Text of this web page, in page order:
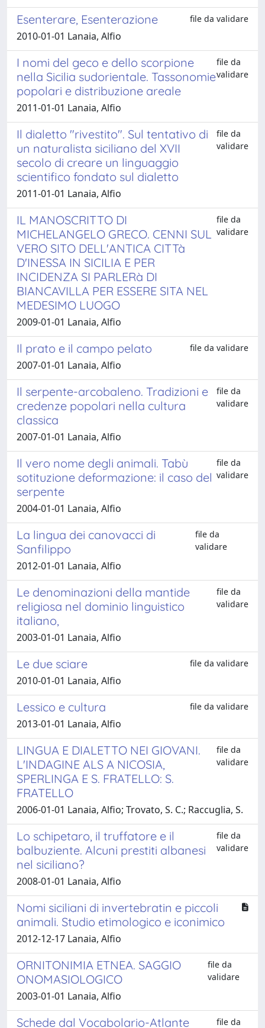
Esenterare, Esenterazione file da validare
2010-01-01 Lanaia, Alfio
I nomi del geco e dello scorpione
nella Sicilia sudorientale. Tassonomie
popolari e distribuzione areale
file da
validare
2011-01-01 Lanaia, Alfio
Il dialetto "rivestito". Sul tentativo di
un naturalista siciliano del XVII
secolo di creare un linguaggio
scientifico fondato sul dialetto
file da
validare
2011-01-01 Lanaia, Alfio
IL MANOSCRITTO DI
MICHELANGELO GRECO. CENNI SUL
VERO SITO DELL'ANTICA CITTà
D'INESSA IN SICILIA E PER
INCIDENZA SI PARLERà DI
BIANCAVILLA PER ESSERE SITA NEL
MEDESIMO LUOGO
file da
validare
2009-01-01 Lanaia, Alfio
Il prato e il campo pelato file da validare
2007-01-01 Lanaia, Alfio
Il serpente-arcobaleno. Tradizioni e
credenze popolari nella cultura
classica
file da
validare
2007-01-01 Lanaia, Alfio
Il vero nome degli animali. Tabù
sotituzione deformazione: il caso del
serpente
file da
validare
2004-01-01 Lanaia, Alfio
La lingua dei canovacci di
Sanfilippo
file da
validare
2012-01-01 Lanaia, Alfio
Le denominazioni della mantide
religiosa nel dominio linguistico
italiano,
file da
validare
2003-01-01 Lanaia, Alfio
Le due sciare file da validare
2010-01-01 Lanaia, Alfio
Lessico e cultura file da validare
2013-01-01 Lanaia, Alfio
LINGUA E DIALETTO NEI GIOVANI.
L'INDAGINE ALS A NICOSIA,
SPERLINGA E S. FRATELLO: S.
FRATELLO
file da
validare
2006-01-01 Lanaia, Alfio; Trovato, S. C.; Raccuglia, S.
Lo schipetaro, il truffatore e il
balbuziente. Alcuni prestiti albanesi
nel siciliano?
file da
validare
2008-01-01 Lanaia, Alfio
Nomi siciliani di invertebratin e piccoli
animali. Studio etimologico e iconimico
2012-12-17 Lanaia, Alfio
ORNITONIMIA ETNEA. SAGGIO
ONOMASIOLOGICO
file da
validare
2003-01-01 Lanaia, Alfio
Schede dal Vocabolario-Atlante file da